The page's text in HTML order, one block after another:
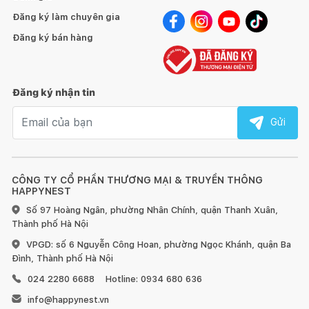
Tránh để đồ quá nóng hoặc quá lạnh trực tiếp lên bề mặt
Sử dụng vải khô để làm sạch bề mặt gỗ ngay khi bị bẩn.
Đối với đồ nội thất làm từ gỗ, chúng tôi khuyến nghị nên
dùng sáp và xi bóng gỗ để chà sạch và làm mới ít nhất 6 tháng
một lần.
những tì vết tự nhiên mà không làm ảnh hưởng đến chất lượng
và tính thẩm mỹ của sản phẩm.
CÔNG TY CỔ PHẦN THƯƠNG MẠI & TRUYỀN THÔNG
HAPPYNEST
Số 97 Hoàng Ngân, phường Nhân Chính, quận Thanh Xuân,
Thành phố Hà Nội
VPGD: số 6 Nguyễn Công Hoan, phường Ngọc Khánh, quận Ba
Đình, Thành phố Hà Nội
024 2280 6688
Hotline: 0934 680 636
info@happynest.vn
Đăng ký làm chuyên gia
Đăng ký bán hàng
Đăng ký nhận tin
Gửi